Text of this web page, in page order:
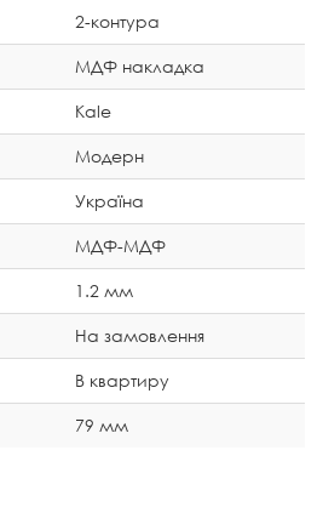
2-контура
МДФ накладка
Kale
Модерн
Україна
МДФ-МДФ
1.2 мм
На замовлення
В квартиру
79 мм